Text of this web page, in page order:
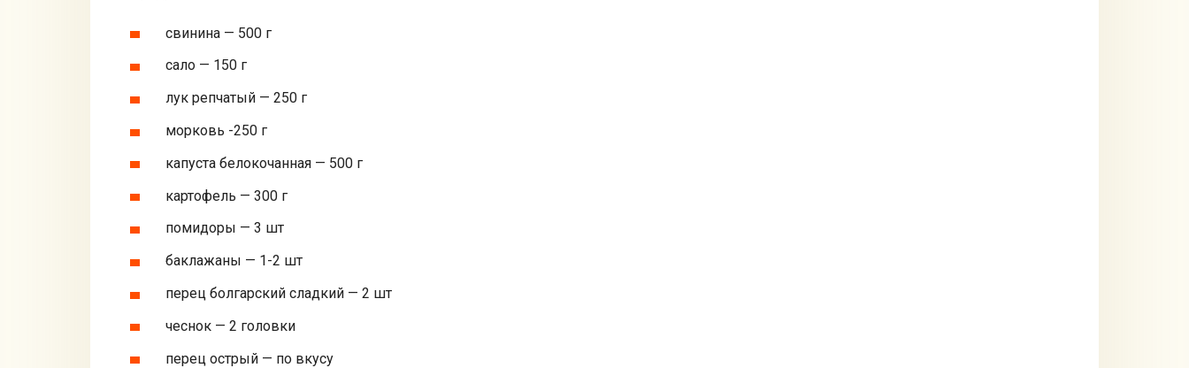
свинина — 500 г
сало — 150 г
лук репчатый — 250 г
морковь -250 г
капуста белокочанная — 500 г
картофель — 300 г
помидоры — 3 шт
баклажаны — 1-2 шт
перец болгарский сладкий — 2 шт
чеснок — 2 головки
перец острый — по вкусу